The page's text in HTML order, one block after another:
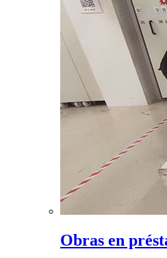
Obras en